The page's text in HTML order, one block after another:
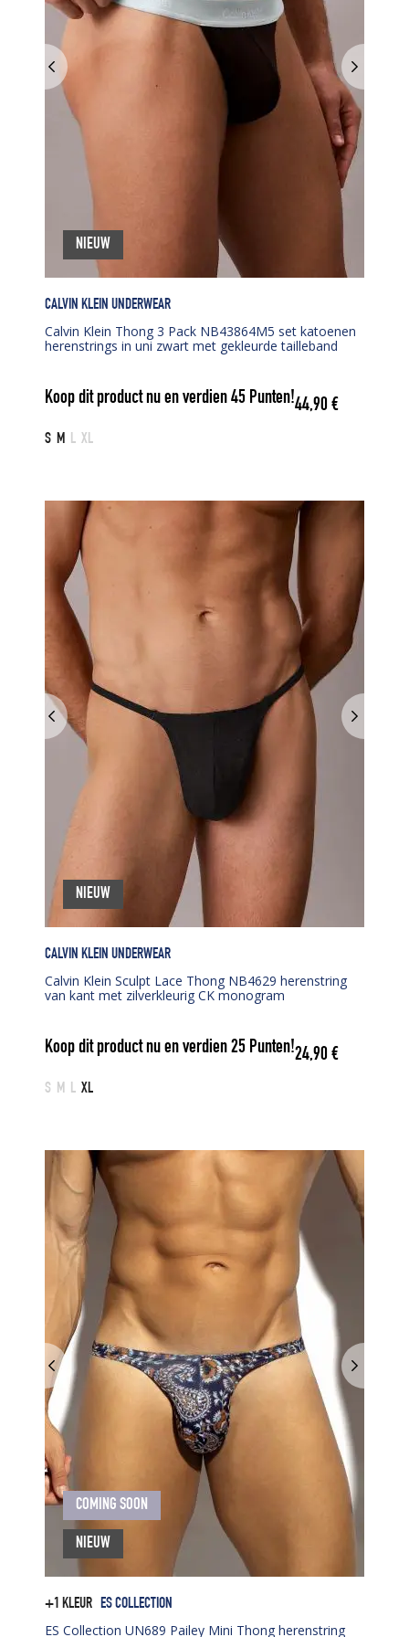
CALVIN KLEIN UNDERWEAR
Calvin Klein Thong 3 Pack NB43864M5 set katoenen
herenstrings in uni zwart met gekleurde tailleband
Koop dit product nu en verdien45 Punten!44,90€
S M L XL
NIEUW
CALVIN KLEIN UNDERWEAR
Calvin Klein Sculpt Lace Thong NB4629 herenstring
van kant met zilverkleurig CK monogram
Koop dit product nu en verdien25 Punten!24,90€
S M L XL
NIEUW
+1 KLEUR ES COLLECTION
ES Collection UN689 Pailey Mini Thong herenstring
COMING SOON
NIEUW